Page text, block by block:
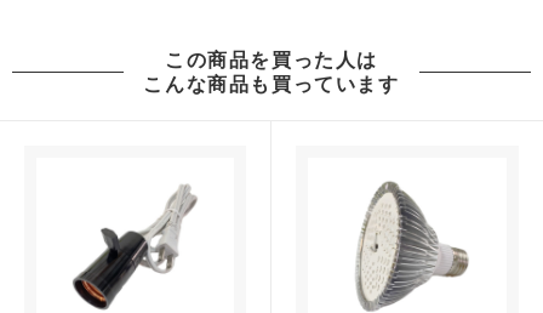
この商品を買った人は
こんな商品も買っています